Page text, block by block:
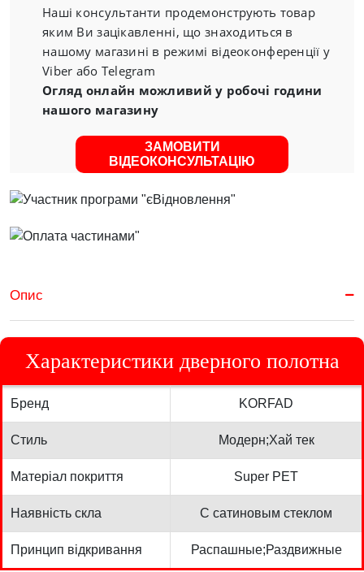
Наші консультанти продемонструють товар
яким Ви зацікавленні, що знаходиться в
нашому магазині в режимі відеоконференції у
Viber або Telegram
Огляд онлайн можливий у робочі години
нашого магазину
ЗАМОВИТИ
ВІДЕОКОНСУЛЬТАЦІЮ
Опис
Характеристики дверного полотна
Бренд KORFAD
Стиль Модерн;Хай тек
Матеріал покриття Super PET
Наявність скла С сатиновым стеклом
Принцип відкривання Распашные;Раздвижные